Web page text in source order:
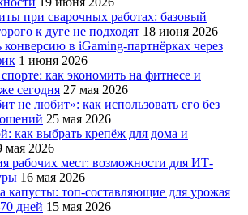
при сварочных работах: базовый
к дуге не подходят 18 июня 2026
в iGaming-партнёрках через
1 июня 2026
как экономить на фитнесе и
сегодня 27 мая 2026
не любит»: как использовать его без
25 мая 2026
как выбрать крепёж для дома и
мая 2026
рабочих мест: возможности для ИТ-
16 мая 2026
капусты: топ‑составляющие для урожая
дней 15 мая 2026